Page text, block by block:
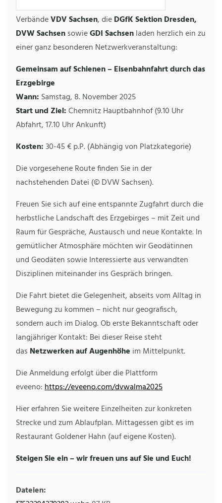
VerbändeVDV Sachsen, dieDGfK Sektion Dresden,
DVW SachsensowieGDI Sachsenladen herzlich ein zu
einer ganz besonderen Netzwerkveranstaltung:
Gemeinsam auf Schienen – Eisenbahnfahrt durch das
Erzgebirge
Wann: Samstag, 8. November 2025
Start und Ziel:Chemnitz Hauptbahnhof (9.10 Uhr
Abfahrt, 17.10 Uhr Ankunft)
Kosten:30-45 € p.P. (Abhängig von Platzkategorie)
Die vorgesehene Route finden Sie in der
nachstehenden Datei (© DVW Sachsen).
Freuen Sie sich auf eine entspannte Zugfahrt durch die
herbstliche Landschaft des Erzgebirges – mit Zeit und
Raum für Gespräche, Austausch und neue Kontakte. In
gemütlicher Atmosphäre möchten wir Geodätinnen
und Geodäten sowie Interessierte aus verwandten
Disziplinen miteinander ins Gespräch bringen.
Die Fahrt bietet die Gelegenheit, abseits vom Alltag in
Bewegung zu kommen – nicht nur geografisch,
sondern auch im Dialog. Ob erste Bekanntschaft oder
langjähriger Kontakt: Bei dieser Reise steht
das Netzwerken auf Augenhöhe im Mittelpunkt.
Die Anmeldung erfolgt über die Plattform
eveeno:https://eveeno.com/dvwalma2025
Hier erfahren Sie weitere Einzelheiten zur konkreten
Strecke und zum Ablaufplan. Mittagessen gibt es im
Restaurant Goldener Hahn (auf eigene Kosten).
Steigen Sie ein – wir freuen uns auf Sie und Euch!
Dateien: